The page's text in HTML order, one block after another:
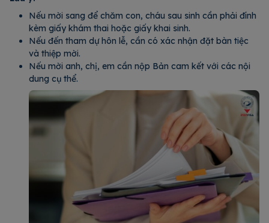
Nếu mời sang để chăm con, cháu sau sinh cần phải đính
kèm giấy khám thai hoặc giấy khai sinh.
Nếu đến tham dự hôn lễ, cần có xác nhận đặt bàn tiệc
và thiệp mời.
Nếu mời anh, chị, em cần nộp Bản cam kết với các nội
dung cụ thể.